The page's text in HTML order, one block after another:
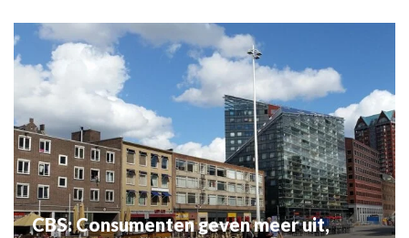
CBS: Consumenten geven meer uit,